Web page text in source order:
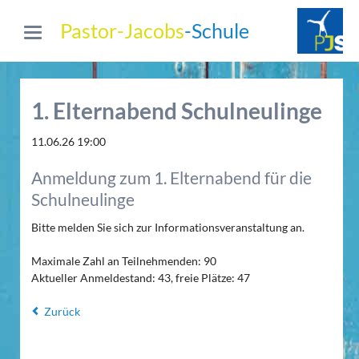
Pastor-Jacobs-Schule
1. Elternabend Schulneulinge
11.06.26 19:00
Anmeldung zum 1. Elternabend für die
Schulneulinge
Bitte melden Sie sich zur Informationsveranstaltung an.
Maximale Zahl an Teilnehmenden: 90
Aktueller Anmeldestand: 43, freie Plätze: 47
Zurück